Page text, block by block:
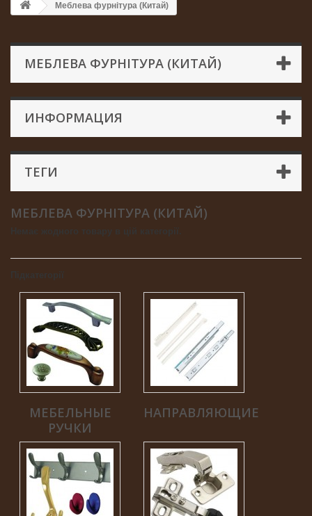
Меблева фурнітура (Китай)
МЕБЛЕВА ФУРНІТУРА (КИТАЙ)
ИНФОРМАЦИЯ
ТЕГИ
МЕБЛЕВА ФУРНІТУРА (КИТАЙ)
МЕБЕЛЬНЫЕ
РУЧКИ
НАПРАВЛЯЮЩИЕ